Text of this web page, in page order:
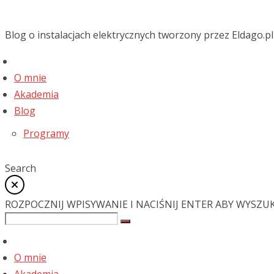
Blog o instalacjach elektrycznych tworzony przez Eldago.pl
O mnie
Akademia
Blog
Programy
Search
ROZPOCZNIJ WPISYWANIE I NACIŚNIJ ENTER ABY
O mnie